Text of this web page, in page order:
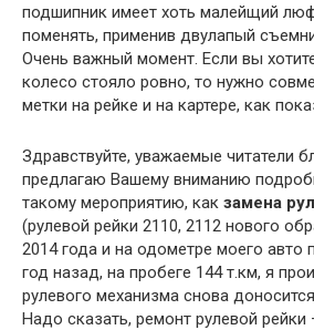
подшипник имеет хоть малейщий
поменять, применив двулапый
Очень важный момент. Если вы
колесо стояло ровно, то нужно
метки на рейке и на картере, как
Здравствуйте, уважаемые читатели
предлагаю Вашему вниманию
такому мероприятию, как замена
(рулевой рейки 2110, 2112 нового
2014 года и на одометре моего авто
год назад, на пробеге 144 т.км, я
рулевого механизма снова
Надо сказать, ремонт рулевой рейки